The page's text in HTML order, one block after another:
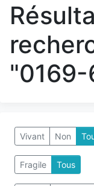
Vivant Non
Fragile Tous